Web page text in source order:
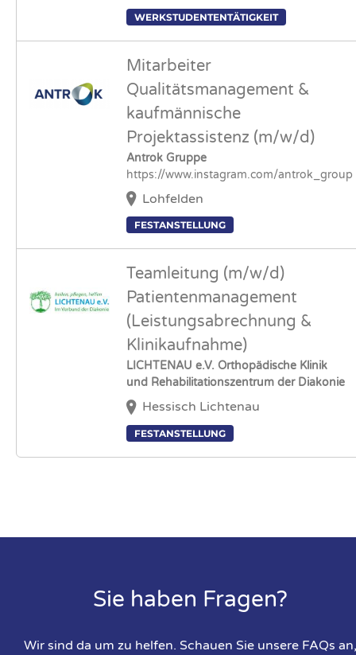
WERKSTUDENTENTÄTIGKEIT
Mitarbeiter
Qualitätsmanagement &
kaufmännische
Projektassistenz (m/w/d)
Antrok Gruppe
https://www.instagram.com/antrok_group
Lohfelden
FESTANSTELLUNG
Teamleitung (m/w/d)
Patientenmanagement
(Leistungsabrechnung &
Klinikaufnahme)
LICHTENAU e.V. Orthopädische Klinik
und Rehabilitationszentrum der Diakonie
Hessisch Lichtenau
FESTANSTELLUNG
Sie haben Fragen?
Wir sind da um zu helfen. Schauen Sie unsere FAQs